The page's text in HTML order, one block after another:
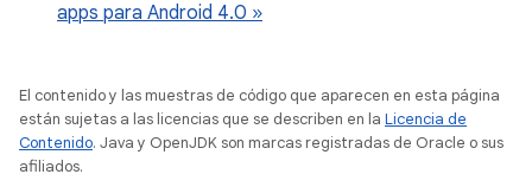
apps para Android 4.0 »
El contenido y las muestras de código que aparecen en esta página
están sujetas a las licencias que se describen en la Licencia de
Contenido. Java y OpenJDK son marcas registradas de Oracle o sus
afiliados.